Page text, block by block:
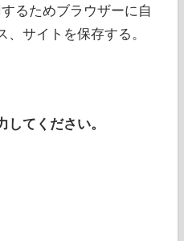
るためブラウザーに自
サイトを保存する。
てください。